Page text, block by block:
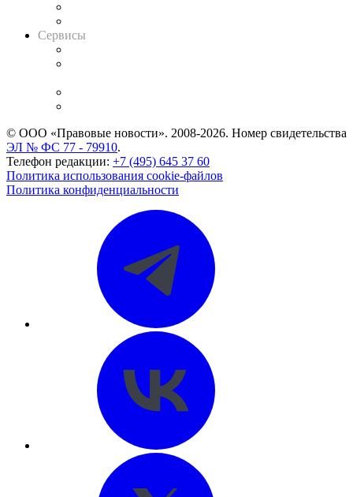
Сервисы
© ООО «Правовые новости». 2008-2026. Номер свидетельства
ЭЛ № ФС 77 - 79910.
Телефон редакции: +7 (495) 645 37 60
Политика использования cookie-файлов
Политика конфиденциальности